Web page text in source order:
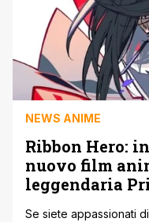
NEWS ANIME
Ribbon Hero:
nuovo film
leggendaria
Se siete appassionati